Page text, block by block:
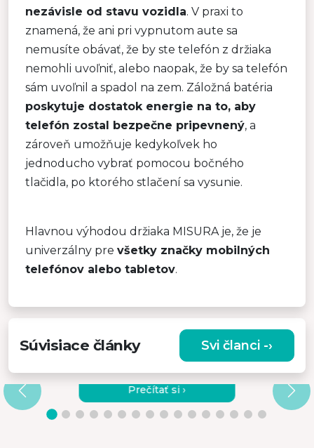
nezávisle od stavu vozidla. V praxi to
znamená, že ani pri vypnutom aute sa
nemusíte obávať, že by ste telefón z držiaka
nemohli uvoľniť, alebo naopak, že by sa telefón
sám uvoľnil a spadol na zem. Záložná batéria
poskytuje dostatok energie na to, aby
telefón zostal bezpečne pripevnený, a
zároveň umožňuje kedykoľvek ho
jednoducho vybrať pomocou bočného
tlačidla, po ktorého stlačení sa vysunie.
Hlavnou výhodou držiaka MISURA je, že je
univerzálny pre všetky značky mobilných
telefónov alebo tabletov.
Súvisiace články Svi članci -›
PREČO SI VYBRAŤ KVALITNÝ
VIBRAČNÝ MASÁŽNY PRÍSTROJ?
Prečítať si ›